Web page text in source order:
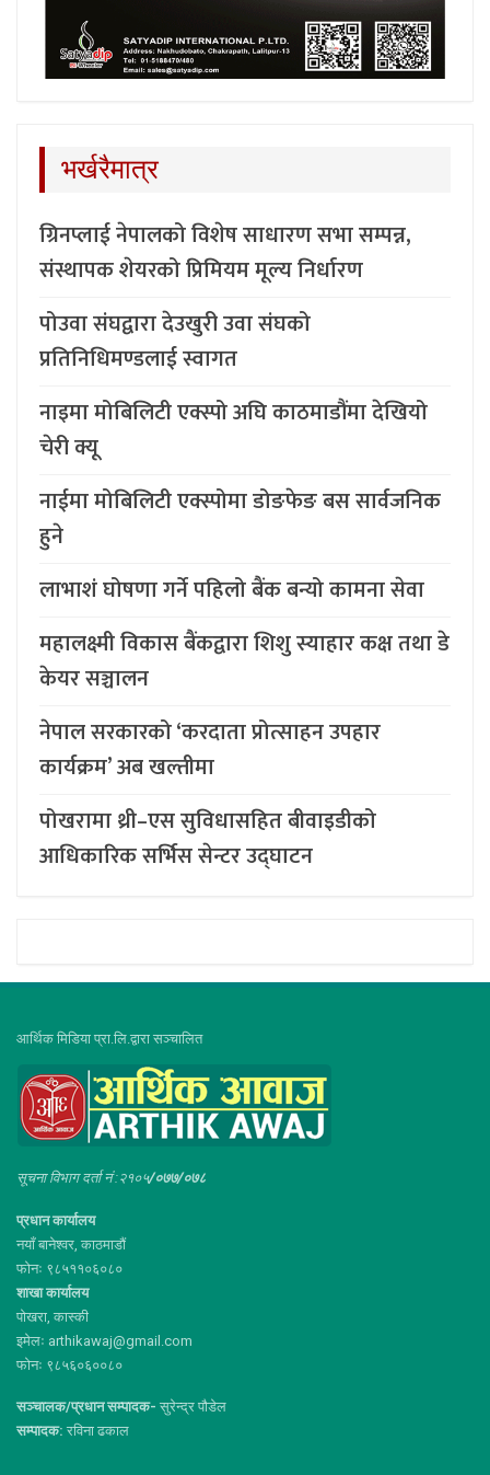
भर्खरैमात्र
ग्रिनप्लाई नेपालको विशेष साधारण सभा सम्पन्न,
संस्थापक शेयरको प्रिमियम मूल्य निर्धारण
पोउवा संघद्वारा देउखुरी उवा संघको
प्रतिनिधिमण्डलाई स्वागत
नाइमा मोबिलिटी एक्स्पो अघि काठमाडौंमा देखियो
चेरी क्यू
नाईमा मोबिलिटी एक्स्पोमा डोङफेङ बस सार्वजनिक
हुने
लाभाशं घोषणा गर्ने पहिलो बैंक बन्यो कामना सेवा
महालक्ष्मी विकास बैंकद्वारा शिशु स्याहार कक्ष तथा डे
केयर सञ्चालन
नेपाल सरकारको ‘करदाता प्रोत्साहन उपहार
कार्यक्रम’ अब खल्तीमा
पोखरामा थ्री–एस सुविधासहित बीवाइडीको
आधिकारिक सर्भिस सेन्टर उद्घाटन
आर्थिक मिडिया प्रा.लि.द्वारा सञ्चालित
सूचना विभाग दर्ता नं :२१०५/०७७/०७८
प्रधान कार्यालय
नयाँ बानेश्वर, काठमाडौं
फोनः ९८५११०६०८०
शाखा कार्यालय
पोखरा, कास्की
इमेलः arthikawaj@gmail.com
फोनः ९८५६०६००८०
सञ्चालक/प्रधान सम्पादक- सुरेन्द्र पौडेल
सम्पादक: रविना ढकाल